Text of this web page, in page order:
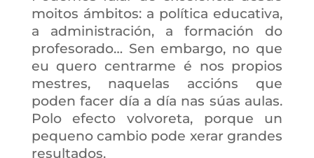
moitos ámbitos: a política educativa,
a administración, a formación do
profesorado… Sen embargo, no que
eu quero centrarme é nos propios
mestres, naquelas accións que
poden facer día a día nas súas aulas.
Polo efecto volvoreta, porque un
pequeno cambio pode xerar grandes
resultados.